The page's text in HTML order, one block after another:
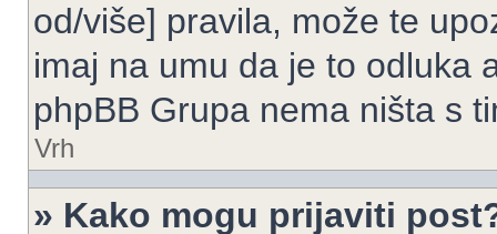
od/više] pravila, može te
imaj na umu da je to odluka
phpBB Grupa nema ništa s
Vrh
» Kako mogu prijaviti